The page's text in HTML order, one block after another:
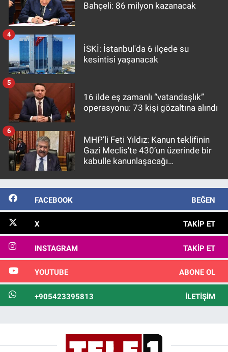
Bahçeli: 86 milyon kazanacak
İSKİ: İstanbul'da 6 ilçede su
kesintisi yaşanacak
4
16 ilde eş zamanlı “vatandaşlık”
operasyonu: 73 kişi gözaltına alındı
5
MHP’li Feti Yıldız: Kanun teklifinin
Gazi Meclis'te 430’un üzerinde bir
kabulle kanunlaşacağı
6
FACEBOOK BEĞEN
X TAKIP ET
INSTAGRAM TAKIP ET
YOUTUBE ABONE OL
+905423395813 İLETIŞIM